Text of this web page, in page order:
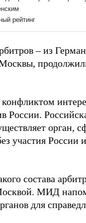
– из
орган,
участия России
состава
МИД
для